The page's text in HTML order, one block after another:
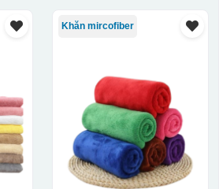
Khăn mircofiber